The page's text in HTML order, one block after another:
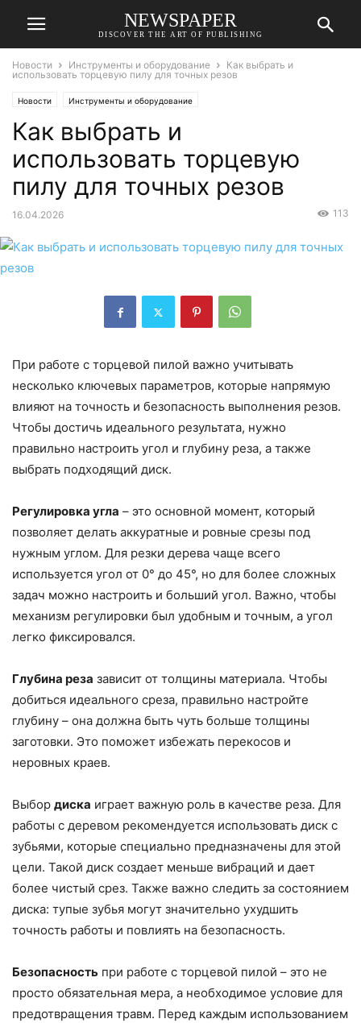
NEWSPAPER
DISCOVER THE ART OF PUBLISHING
Новости Инструменты и оборудование
Как выбрать и
использовать торцевую пилу для точных резов
Новости Инструменты и оборудование
Как выбрать и
использовать торцевую
пилу для точных резов
16.04.2026 113
При работе с торцевой пилой важно учитывать
несколько ключевых параметров, которые напрямую
влияют на точность и безопасность выполнения резов.
Чтобы достичь идеального результата, нужно
правильно настроить угол и глубину реза, а также
выбрать подходящий диск.
Регулировка угла – это основной момент, который
позволяет делать аккуратные и ровные срезы под
нужным углом. Для резки дерева чаще всего
используется угол от 0° до 45°, но для более сложных
задач можно настроить и больший угол. Важно, чтобы
механизм регулировки был удобным и точным, а угол
легко фиксировался.
Глубина реза зависит от толщины материала. Чтобы
добиться идеального среза, правильно настройте
глубину – она должна быть чуть больше толщины
заготовки. Это поможет избежать перекосов и
неровных краев.
Выбор диска играет важную роль в качестве реза. Для
работы с деревом рекомендуется использовать диск с
зубьями, которые специально предназначены для этой
цели. Такой диск создает меньше вибраций и дает
более чистый срез. Также важно следить за состоянием
диска: тупые зубья могут значительно ухудшить
точность работы и повлиять на безопасность.
Безопасность при работе с торцевой пилой – это не
просто обязательная мера, а необходимое условие для
предотвращения травм. Перед каждым использованием